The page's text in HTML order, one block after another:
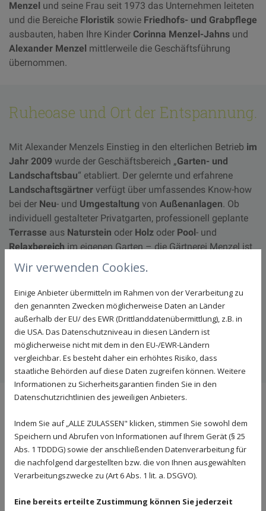
Menzel und seine Frau seit 1973 das Unternehmen leiteten
und die Bereiche Floristik sowie Friedhofs- und Grabpflege
ausbauten, haben Ihre Kinder Corinna Menzel-Jahns und
Alexander Menzel mittlerweile die Geschäftsführung
übernommen.
Ruheoase und Ort der Entspannung.
Mit Alexander Menzels Einstieg in den elterlichen Betrieb im
Jahr 2009 wurde der Geschäftsbereich „Garten- und
Landschaftsbau“ etabliert. Der gelernte und erfahrene
Landschaftsgärtner verfügt über umfassendes Know-how
bei der Neu- und Umgestaltung von Außenanlagen. Ob
individuell gestalteter Privatgarten, professionell geplante
Terrasse aus Naturstein oder Holz oder Pool - und
Relaxbereichim eigenen Garten – die Gärtnerei Menzel ist
als „ Der Landschaftsgärtner “ mittlerweile weit über die
Grenzen der Region hinaus bekannt.
Ich freue mich sehr, dass immer mehr Menschen den
Garten als private Oase der Ruhe schätzen bzw.
wiederentdecken“, sagt Alexander Menzel. „Unsere Kunden
erhalten bei uns alles aus einer Hand – von der Planung bis
hin zur Realisierung ihres individuellen Gartenprojektes.
Teich- und Poolträume.
Seit einiger Zeit übernimmt der Betrieb auch diePool- und
Teichgestaltung
für seine Kunden. Ob modern oder
naturbelassen – als
Balena GmbHgestaltetAlexander Menzelmit seinem
Wir verwenden Cookies.
Einige Anbieter übermitteln im Rahmen von der Verarbeitung zu
den genannten Zwecken möglicherweise Daten an Länder
außerhalb der EU/ des EWR (Drittlanddatenübermittlung), z.B. in
die USA. Das Datenschutzniveau in diesen Ländern ist
möglicherweise nicht mit dem in den EU-/EWR-Ländern
vergleichbar. Es besteht daher ein erhöhtes Risiko, dass
staatliche Behörden auf diese Daten zugreifen können. Weitere
Informationen zu Sicherheitsgarantien finden Sie in den
Datenschutzrichtlinien des jeweiligen Anbieters.
Indem Sie auf „ALLE ZULASSEN" klicken, stimmen Sie sowohl dem
Speichern und Abrufen von Informationen auf Ihrem Gerät (§ 25
Abs. 1 TDDDG) sowie der anschließenden Datenverarbeitung für
die nachfolgend dargestellten bzw. die von Ihnen ausgewählten
Verarbeitungszwecke zu (Art 6 Abs. 1 lit. a. DSGVO).
Eine bereits erteilte Zustimmung können Sie jederzeit